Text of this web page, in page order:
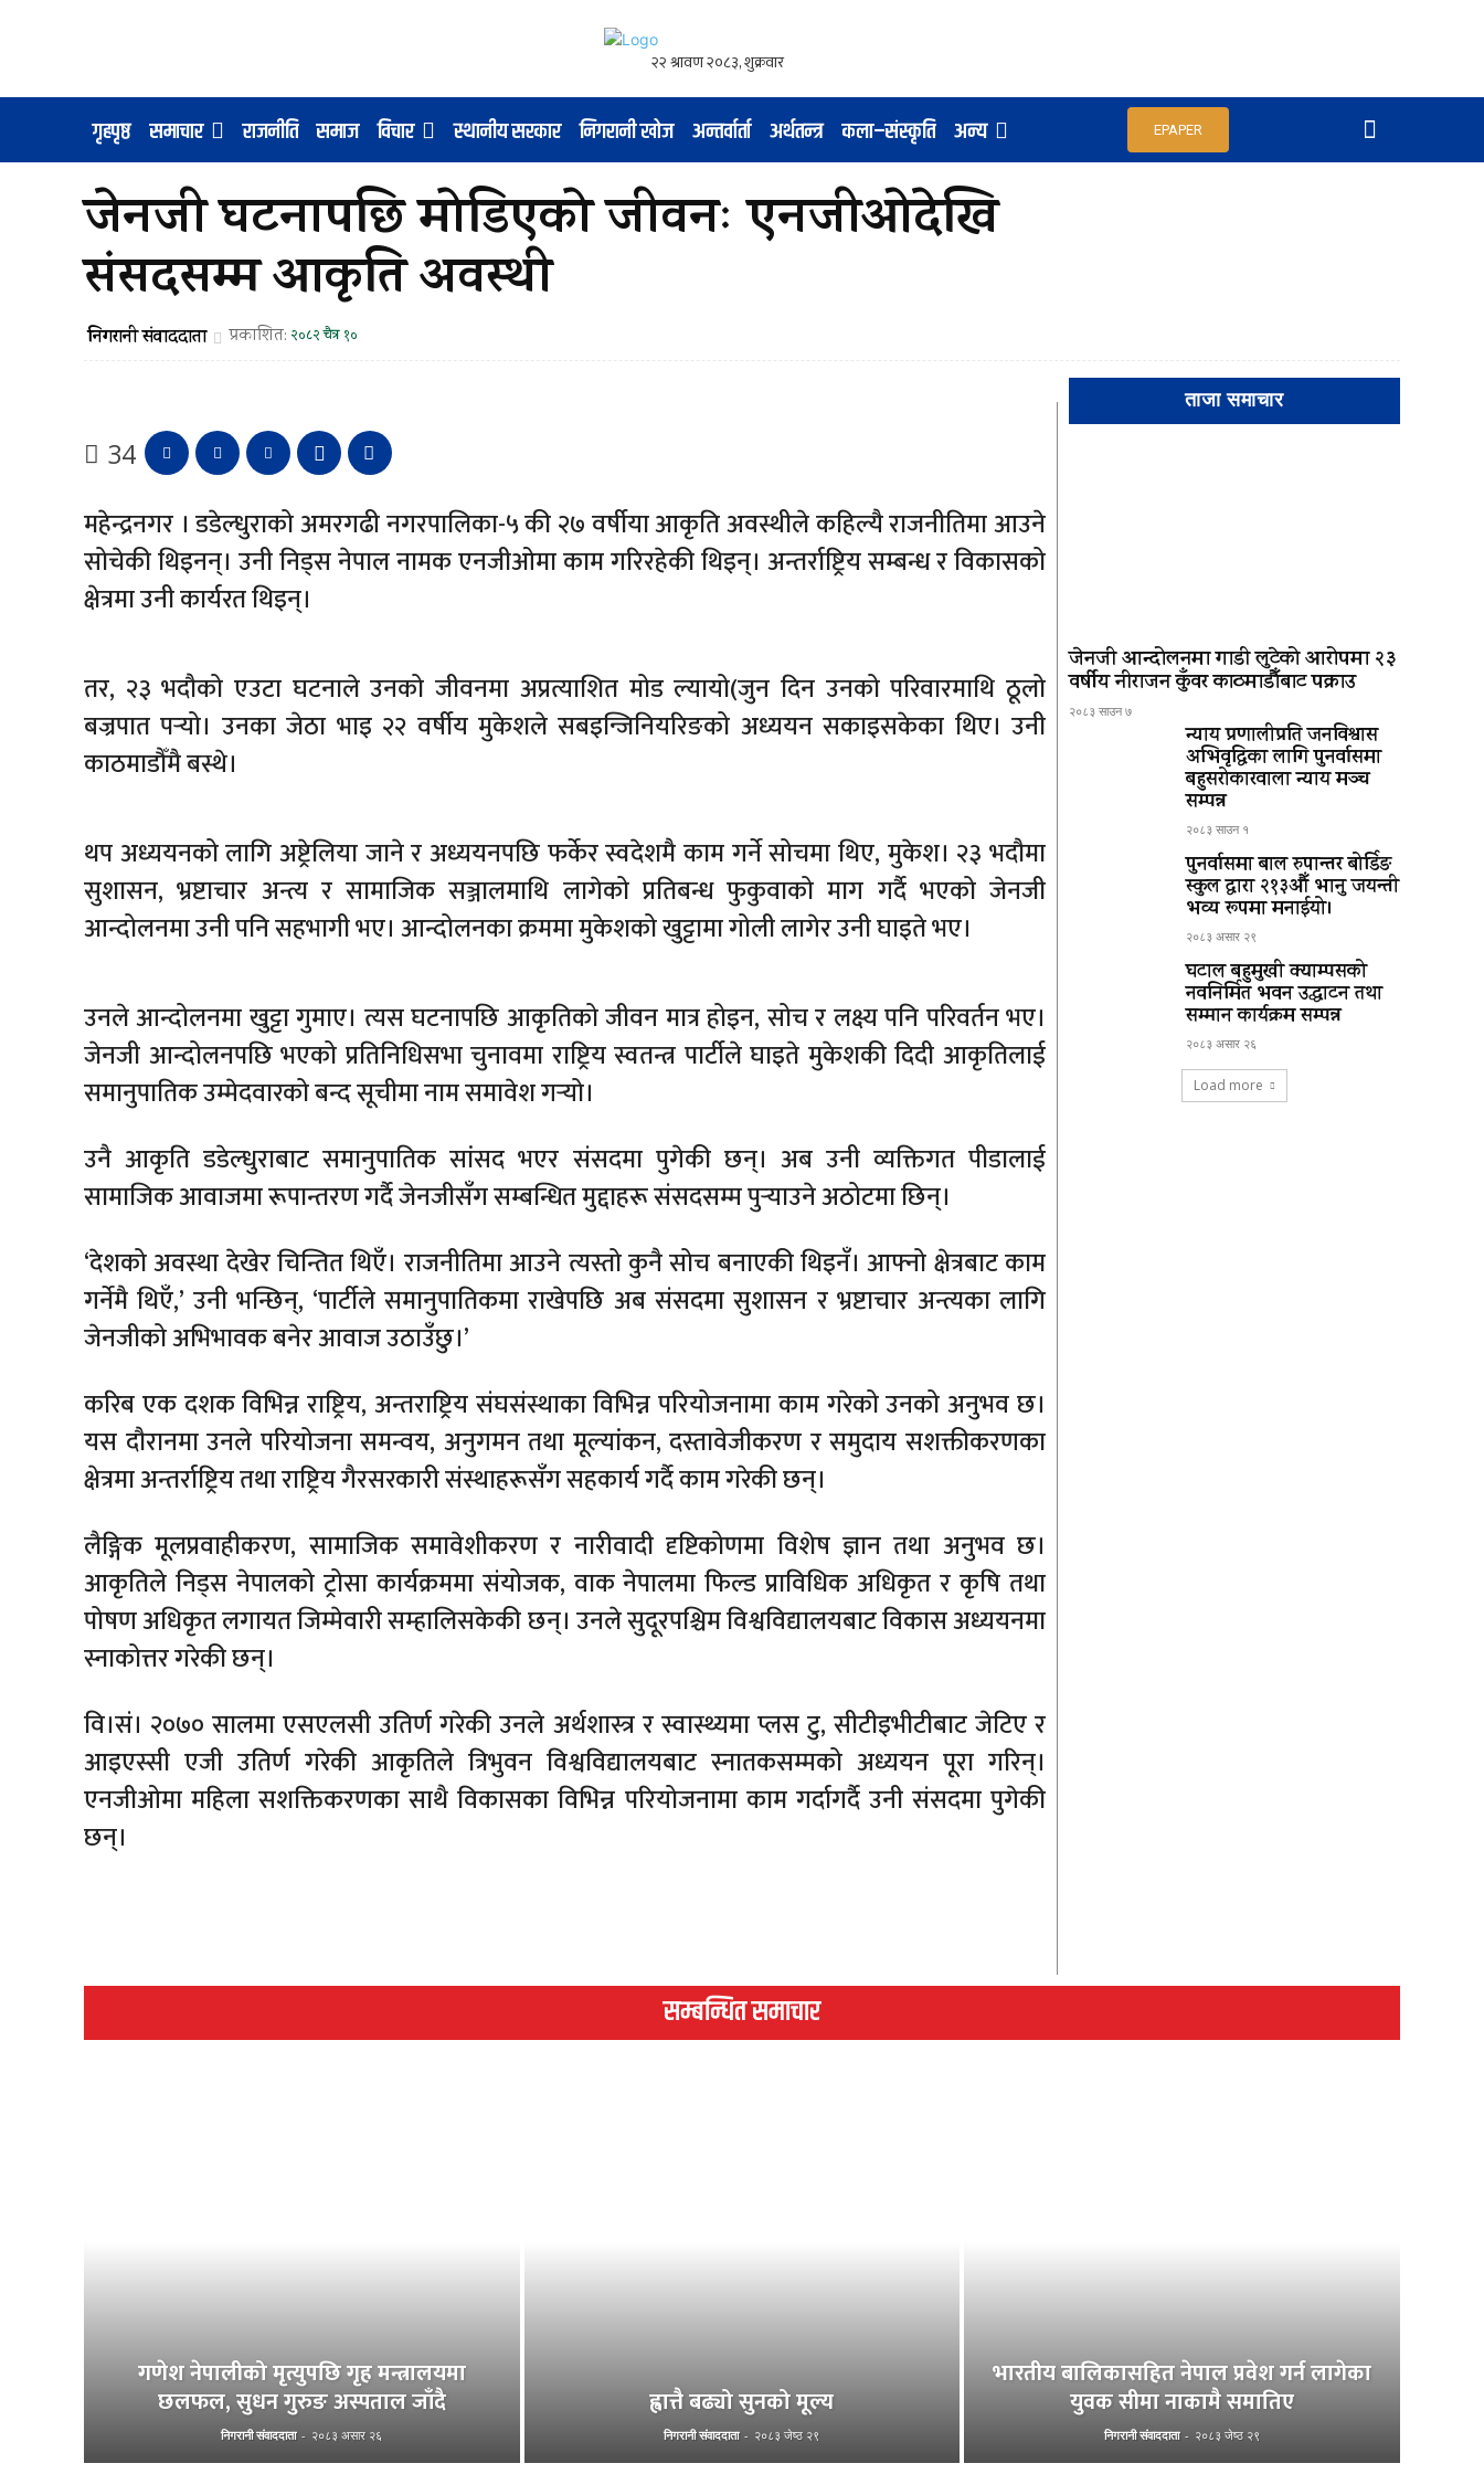
गृहपृष्ठ समाचार राजनीति समाज विचार स्थानीय सरकार निगरानी खोज अन्तर्वार्ता अर्थतन्त्र कला–संस्कृति अन्य EPAPER
जेनजी घटनापछि मोडिएको जीवनः एनजीओदेखि
संसदसम्म आकृति अवस्थी
निगरानी संवाददाता प्रकाशित: २०८२ चैत्र १०
34
महेन्द्रनगर । डडेल्धुराको अमरगढी नगरपालिका-५ की २७ वर्षीया आकृति अवस्थीले कहिल्यै राजनीतिमा आउने
सोचेकी थिइनन्। उनी निड्स नेपाल नामक एनजीओमा काम गरिरहेकी थिइन्। अन्तर्राष्ट्रिय सम्बन्ध र विकासको
क्षेत्रमा उनी कार्यरत थिइन्।
तर, २३ भदौको एउटा घटनाले उनको जीवनमा अप्रत्याशित मोड ल्यायो(जुन दिन उनको परिवारमाथि ठूलो
बज्रपात पर्‍यो। उनका जेठा भाइ २२ वर्षीय मुकेशले सबइन्जिनियरिङको अध्ययन सकाइसकेका थिए। उनी
काठमाडौँमै बस्थे।
थप अध्ययनको लागि अष्ट्रेलिया जाने र अध्ययनपछि फर्केर स्वदेशमै काम गर्ने सोचमा थिए, मुकेश। २३ भदौमा
सुशासन, भ्रष्टाचार अन्त्य र सामाजिक सञ्जालमाथि लागेको प्रतिबन्ध फुकुवाको माग गर्दै भएको जेनजी
आन्दोलनमा उनी पनि सहभागी भए। आन्दोलनका क्रममा मुकेशको खुट्टामा गोली लागेर उनी घाइते भए।
उनले आन्दोलनमा खुट्टा गुमाए। त्यस घटनापछि आकृतिको जीवन मात्र होइन, सोच र लक्ष्य पनि परिवर्तन भए।
जेनजी आन्दोलनपछि भएको प्रतिनिधिसभा चुनावमा राष्ट्रिय स्वतन्त्र पार्टीले घाइते मुकेशकी दिदी आकृतिलाई
समानुपातिक उम्मेदवारको बन्द सूचीमा नाम समावेश गर्‍यो।
उनै आकृति डडेल्धुराबाट समानुपातिक सांसद भएर संसदमा पुगेकी छन्। अब उनी व्यक्तिगत पीडालाई
सामाजिक आवाजमा रूपान्तरण गर्दै जेनजीसँग सम्बन्धित मुद्दाहरू संसदसम्म पुर्‍याउने अठोटमा छिन्।
‘देशको अवस्था देखेर चिन्तित थिएँ। राजनीतिमा आउने त्यस्तो कुनै सोच बनाएकी थिइनँ। आफ्नो क्षेत्रबाट काम
गर्नेमै थिएँ,’ उनी भन्छिन्, ‘पार्टीले समानुपातिकमा राखेपछि अब संसदमा सुशासन र भ्रष्टाचार अन्त्यका लागि
जेनजीको अभिभावक बनेर आवाज उठाउँछु।’
करिब एक दशक विभिन्न राष्ट्रिय, अन्तराष्ट्रिय संघसंस्थाका विभिन्न परियोजनामा काम गरेको उनको अनुभव छ।
यस दौरानमा उनले परियोजना समन्वय, अनुगमन तथा मूल्यांकन, दस्तावेजीकरण र समुदाय सशक्तीकरणका
क्षेत्रमा अन्तर्राष्ट्रिय तथा राष्ट्रिय गैरसरकारी संस्थाहरूसँग सहकार्य गर्दै काम गरेकी छन्।
लैङ्गिक मूलप्रवाहीकरण, सामाजिक समावेशीकरण र नारीवादी दृष्टिकोणमा विशेष ज्ञान तथा अनुभव छ।
आकृतिले निड्स नेपालको ट्रोसा कार्यक्रममा संयोजक, वाक नेपालमा फिल्ड प्राविधिक अधिकृत र कृषि तथा
पोषण अधिकृत लगायत जिम्मेवारी सम्हालिसकेकी छन्। उनले सुदूरपश्चिम विश्वविद्यालयबाट विकास अध्ययनमा
स्नाकोत्तर गरेकी छन्।
वि।सं। २०७० सालमा एसएलसी उतिर्ण गरेकी उनले अर्थशास्त्र र स्वास्थ्यमा प्लस टु, सीटीइभीटीबाट जेटिए र
आइएस्सी एजी उतिर्ण गरेकी आकृतिले त्रिभुवन विश्वविद्यालयबाट स्नातकसम्मको अध्ययन पूरा गरिन्।
एनजीओमा महिला सशक्तिकरणका साथै विकासका विभिन्न परियोजनामा काम गर्दागर्दै उनी संसदमा पुगेकी
छन्।
ताजा समाचार
जेनजी आन्दोलनमा गाडी लुटेको आरोपमा २३
वर्षीय नीराजन कुँवर काठमाडौँबाट पक्राउ
२०८३ साउन ७
न्याय प्रणालीप्रति जनविश्वास
अभिवृद्धिका लागि पुनर्वासमा
बहुसरोकारवाला न्याय मञ्च
सम्पन्न
२०८३ साउन १
पुनर्वासमा बाल रुपान्तर बोर्डिङ
स्कुल द्धारा २१३औँ भानु जयन्ती
भव्य रूपमा मनाईयो।
२०८३ असार २९
घटाल बहुमुखी क्याम्पसको
नवनिर्मित भवन उद्घाटन तथा
सम्मान कार्यक्रम सम्पन्न
२०८३ असार २६
Load more
सम्बन्धित समाचार
गणेश नेपालीको मृत्युपछि गृह मन्त्रालयमा
छलफल, सुधन गुरुङ अस्पताल जाँदै
निगरानी संवाददाता - २०८३ असार २६
ह्वात्तै बढ्यो सुनको मूल्य
निगरानी संवाददाता - २०८३ जेष्ठ २९
भारतीय बालिकासहित नेपाल प्रवेश गर्न लागेका
युवक सीमा नाकामै समातिए
निगरानी संवाददाता - २०८३ जेष्ठ २९